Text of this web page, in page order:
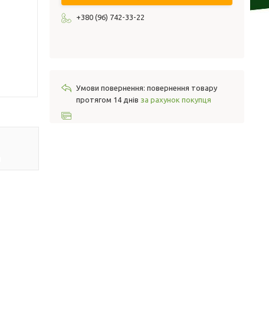
+380 (96) 742-33-22
повернення товару
протягом 14 днів за рахунок покупця